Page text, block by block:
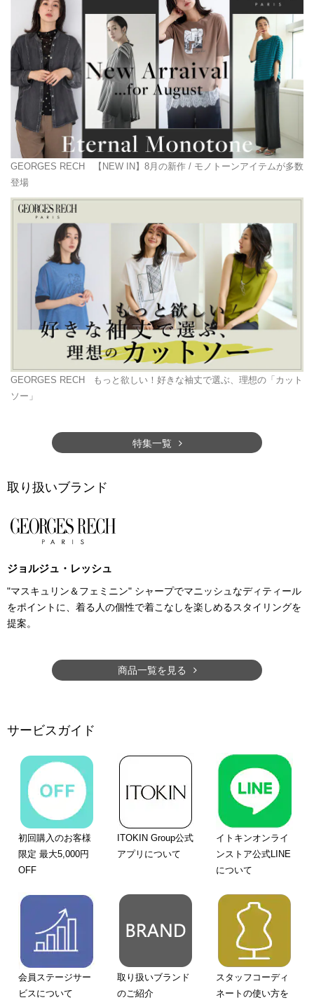
GEORGES RECH
【NEW IN】8月の新作 / モノトーンアイテムが多数
登場
GEORGES RECH
もっと欲しい！好きな袖丈で選ぶ、理想の「カット
ソー」
特集一覧
取り扱いブランド
ジョルジュ・レッシュ
"マスキュリン＆フェミニン" シャープでマニッシュなディティール
をポイントに、着る人の個性で着こなしを楽しめるスタイリングを
提案。
商品一覧を見る
サービスガイド
初回購入のお客様
限定 最大5,000円
OFF
ITOKIN Group公式
アプリについて
イトキンオンライ
ンストア公式LINE
について
会員ステージサー
ビスについて
取り扱いブランド
のご紹介
スタッフコーディ
ネートの使い方を